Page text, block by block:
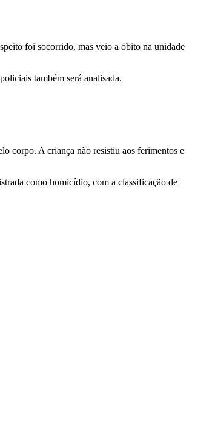
foi socorrido, mas veio a óbito na unidade
também será analisada.
corpo. A criança não resistiu aos ferimentos e
como homicídio, com a classificação de